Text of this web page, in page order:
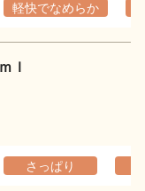
軽快でなめらか
ｌ
さっぱり